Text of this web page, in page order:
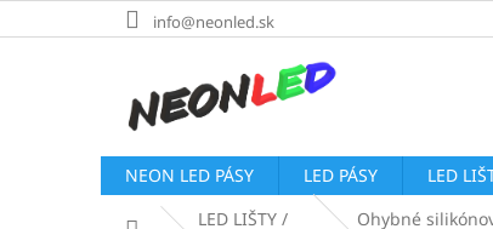
na
info@neonled.sk
NEON LED PÁSY LED PÁSY LED
LED LIŠTY /
Ohybné